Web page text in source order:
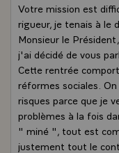
Votre mission est
rigueur, je tenais à le
Monsieur le
j'ai décidé de vous
Cette rentrée
réformes sociales.
risques parce que je
problèmes à la fois
" miné ", tout est
justement tout le